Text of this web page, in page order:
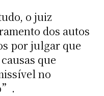
o juiz
dos autos
por julgar que
que
no